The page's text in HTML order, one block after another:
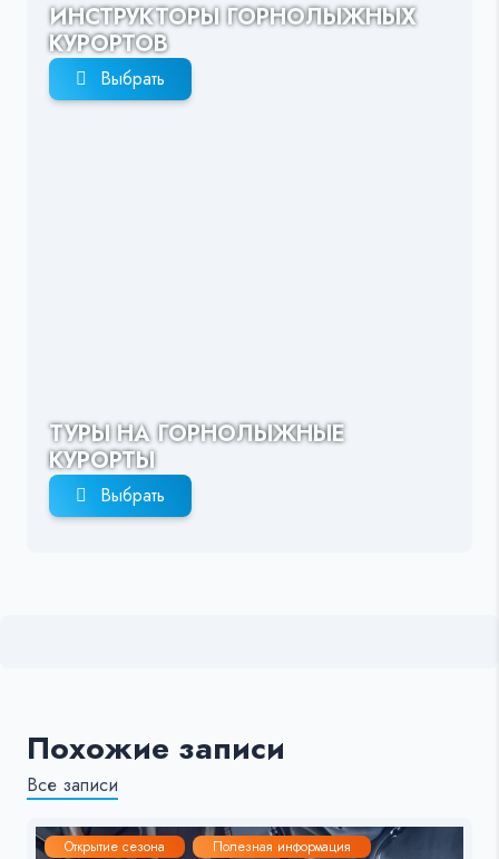
ИНСТРУКТОРЫ ГОРНОЛЫЖНЫХ
КУРОРТОВ
Выбрать
ТУРЫ НА ГОРНОЛЫЖНЫЕ
КУРОРТЫ
Выбрать
Похожие записи
Все записи
Открытие сезона
Полезная информация